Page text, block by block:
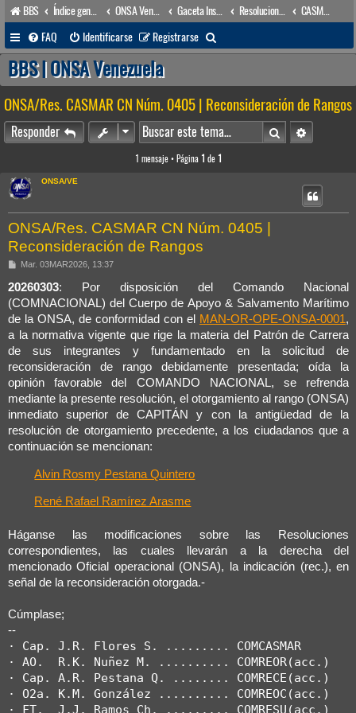
BBS Índice general ONSA Venezuela (acceso público) Gaceta Institucional Resoluciones
CASMAR/COMNACIONAL
FAQ
Identificarse Registrarse
u
c
a
r
BBS | ONSA Venezuela
ONSA/Res. CASMAR CN Núm. 0405 | Reconsideración de Rangos
Responder BuscarBúsqueda
1 mensaje • Página 1 de 1
ONSA/VE
ONSA/Res. CASMAR CN Núm. 0405 |
Reconsideración de Rangos
M
n
a
j
e
Mar. 03MAR2026, 13:37
20260303: Por disposición del Comando Nacional
(COMNACIONAL) del Cuerpo de Apoyo & Salvamento Marítimo
de la ONSA, de conformidad con el
MAN-OR-OPE-ONSA-0001 ,
a la normativa vigente que rige la materia del Patrón de Carrera
de sus integrantes y fundamentado en la solicitud de
reconsideración de rango debidamente presentada; oída la
opinión favorable del COMANDO NACIONAL, se refrenda
mediante la presente resolución, el otorgamiento al rango (ONSA)
inmediato superior de CAPITÁN y con la antigüedad de la
resolución de otorgamiento precedente, a los ciudadanos que a
continuación se mencionan:
Alvin Rosmy Pestana Quintero
René Rafael Ramírez Arasme
Háganse las modificaciones sobre las Resoluciones
correspondientes, las cuales llevarán a la derecha del
mencionado Oficial operacional (ONSA), la indicación (rec.), en
señal de la reconsideración otorgada.-
Cúmplase;
--
· Cap. J.R. Flores S. ......... COMCASMAR
· AO.  R.K. Nuñez M. .......... COMREOR(acc.)
· Cap. A.R. Pestana Q. ........ COMRECE(acc.)
· O2a. K.M. González .......... COMREOC(acc.)
· FT.  J.J. Ramos Ch. ......... COMRESU(acc.)